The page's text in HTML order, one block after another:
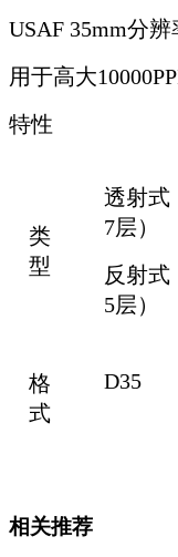
USAF 35mm分辨
用于高大
特性
类
型
透射式
7层）
反射式
5层）
格
式
D35
相关推荐